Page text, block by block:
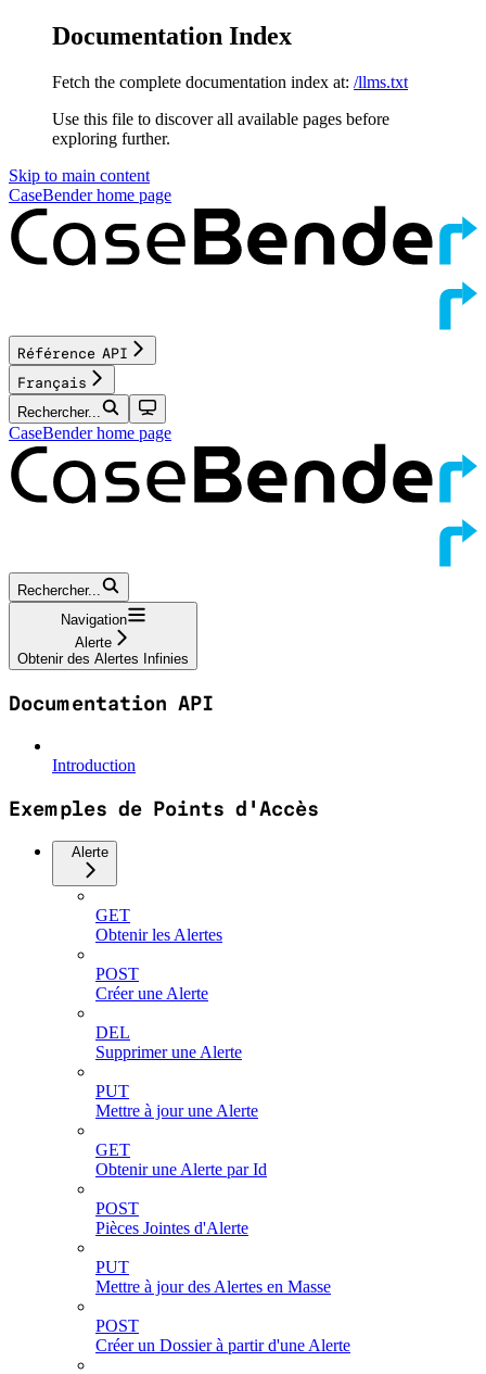
Documentation Index
Fetch the complete documentation index at: /llms.txt
Use this file to discover all available pages before
exploring further.
Skip to main content
CaseBenderhome page
Référence API
Français
Rechercher...
CaseBenderhome page
Rechercher...
Navigation
Alerte
Obtenir des Alertes Infinies
Documentation API
Introduction
Exemples de Points d'Accès
Alerte
GET
Obtenir les Alertes
POST
Créer une Alerte
DEL
Supprimer une Alerte
PUT
Mettre à jour une Alerte
GET
Obtenir une Alerte par Id
POST
Pièces Jointes d'Alerte
PUT
Mettre à jour des Alertes en Masse
POST
Créer un Dossier à partir d'une Alerte